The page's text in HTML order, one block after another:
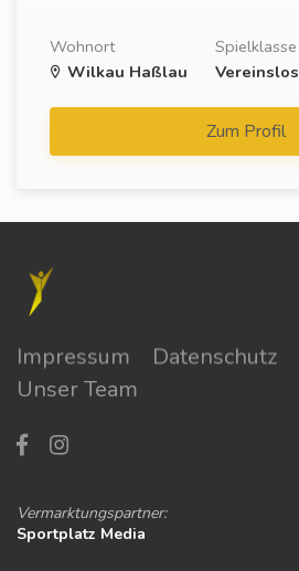
Wohnort
Wilkau Haßlau
Spielklasse
Vereinslos
Zum Profil
Impressum Datenschutz
Unser Team
Vermarktungspartner:
Sportplatz Media